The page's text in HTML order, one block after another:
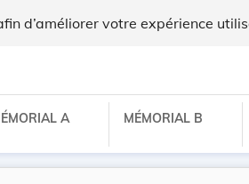
d’améliorer votre expérience
A MÉMORIAL B